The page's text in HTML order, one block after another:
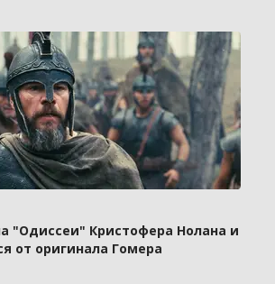
"Одиссеи" Кристофера Нолана и
от оригинала Гомера